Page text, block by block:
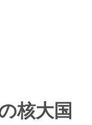
核大国